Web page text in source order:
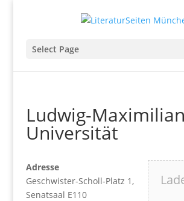
Select Page
Ludwig-
Universität
Adresse
Geschwister-Scholl-Platz 1,
Senatsaal E110